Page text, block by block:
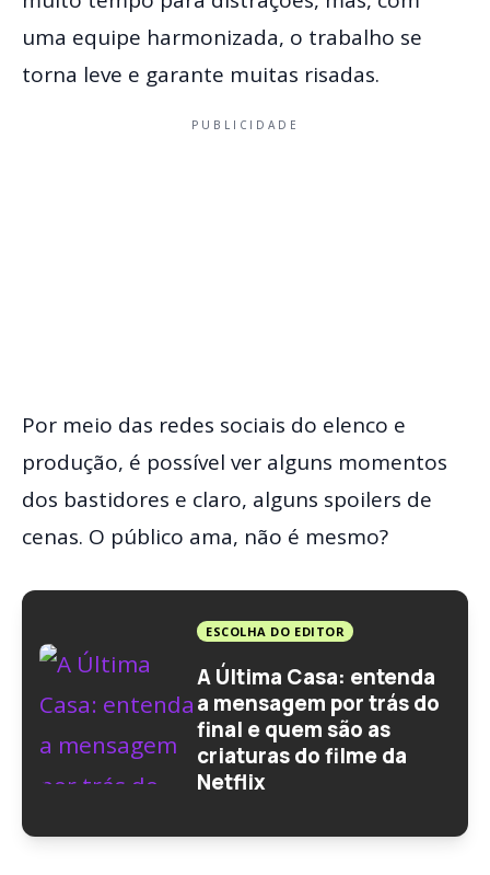
uma equipe harmonizada, o trabalho se
torna leve e garante muitas risadas.
PUBLICIDADE
Por meio das redes sociais do elenco e
produção, é possível ver alguns momentos
dos bastidores e claro, alguns spoilers de
cenas. O público ama, não é mesmo?
ESCOLHA DO EDITOR
A Última Casa: entenda
a mensagem por trás do
final e quem são as
criaturas do filme da
Netflix